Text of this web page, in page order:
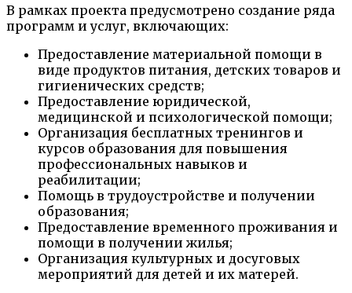
В рамках проекта предусмотрено создание ряда
программ и услуг, включающих:
Предоставление материальной помощи в
виде продуктов питания, детских товаров и
гигиенических средств;
Предоставление юридической,
медицинской и психологической помощи;
Организация бесплатных тренингов и
курсов образования для повышения
профессиональных навыков и
реабилитации;
Помощь в трудоустройстве и получении
образования;
Предоставление временного проживания и
помощи в получении жилья;
Организация культурных и досуговых
мероприятий для детей и их матерей.